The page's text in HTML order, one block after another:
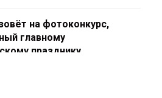
на фотоконкурс,
главному
празднику